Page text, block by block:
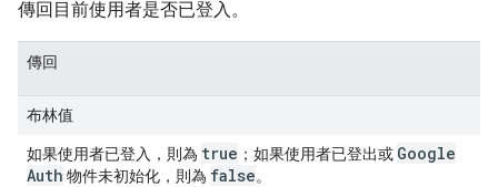
傳回目前使用者是否已登入。
傳回
布林值
如果使用者已登入，則為 true ；如果使用者已登出或 Google
Auth 物件未初始化，則為 false。